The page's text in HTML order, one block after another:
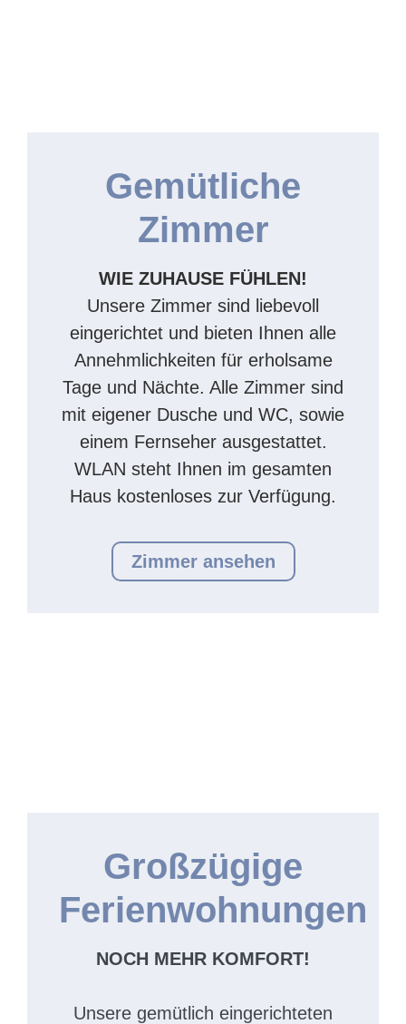
Gemütliche
Zimmer
WIE ZUHAUSE FÜHLEN!
Unsere Zimmer sind liebevoll
eingerichtet und bieten Ihnen alle
Annehmlichkeiten für erholsame
Tage und Nächte. Alle Zimmer sind
mit eigener Dusche und WC, sowie
einem Fernseher ausgestattet.
WLAN steht Ihnen im gesamten
Haus kostenloses zur Verfügung.
Zimmer ansehen
Großzügige
Ferienwohnungen
NOCH MEHR KOMFORT!
Unsere gemütlich eingerichteten